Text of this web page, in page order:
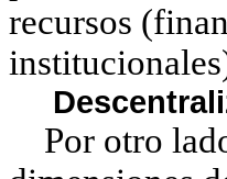
recursos
Por otro